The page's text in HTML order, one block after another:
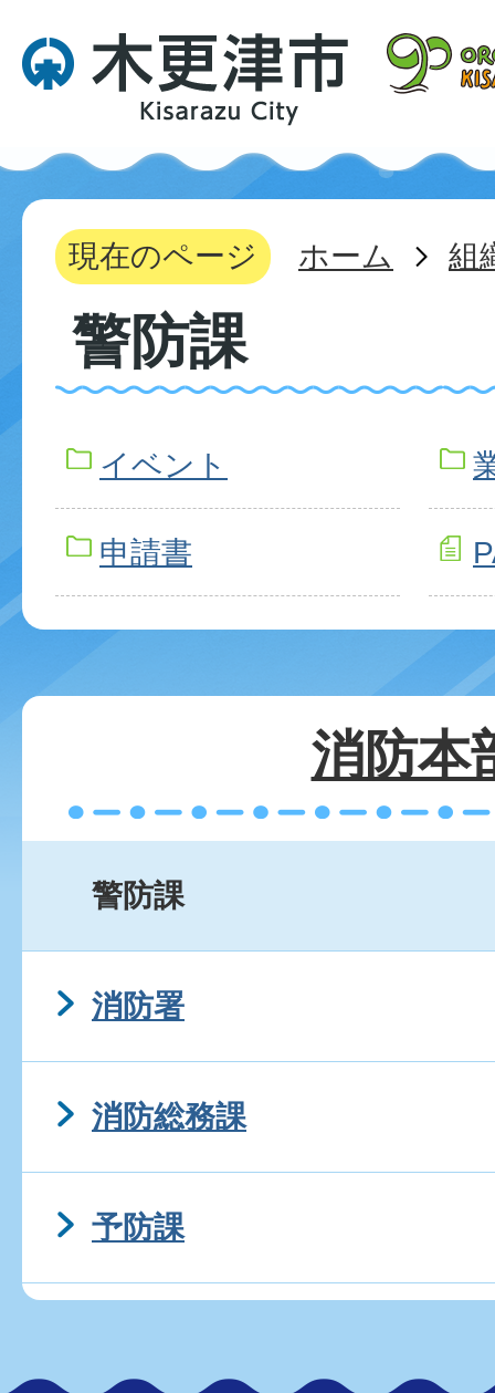
現在のページ ホーム 組
警防課
イベント
申請書
消防本
警防課
消防署
消防総務課
予防課